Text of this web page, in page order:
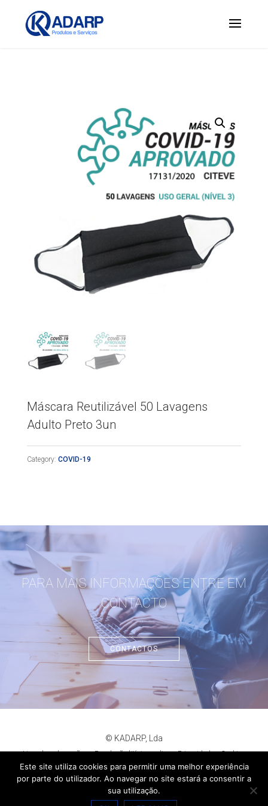
Máscara Reutilizável 50 Lavagens
Adulto Preto 3un
Category: COVID-19
PARA MAIS INFORMAÇÕES ENTRE EM
CONTACTO
CONTACTOS
© KADARP, Lda
Livro de reclamações Resolução litígios online Privacidade
Cookies
criação de sites:criativo.net
Este site utiliza cookies para permitir uma melhor experiência
por parte do utilizador. Ao navegar no site estará a consentir a
sua utilização.